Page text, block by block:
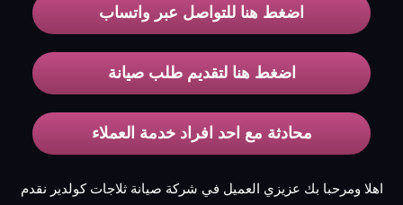
اضغط هنا للتواصل عبر واتساب
اضغط هنا لتقديم طلب صيانة
محادثة مع احد افراد خدمة العملاء
اهلا ومرحبا بك عزيزي العميل في شركة صيانة ثلاجات كولدير نقدم